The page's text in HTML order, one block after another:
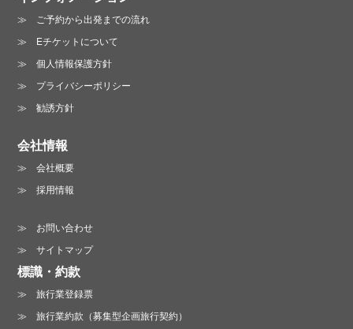
ご予約から出発までの流れ
Eチケットについて
個人情報保護方針
プライバシーポリシー
勧誘方針
会社情報
会社概要
採用情報
お問い合わせ
サイトマップ
標識・約款
旅行業登録票
旅行業約款（募集型企画旅行契約）